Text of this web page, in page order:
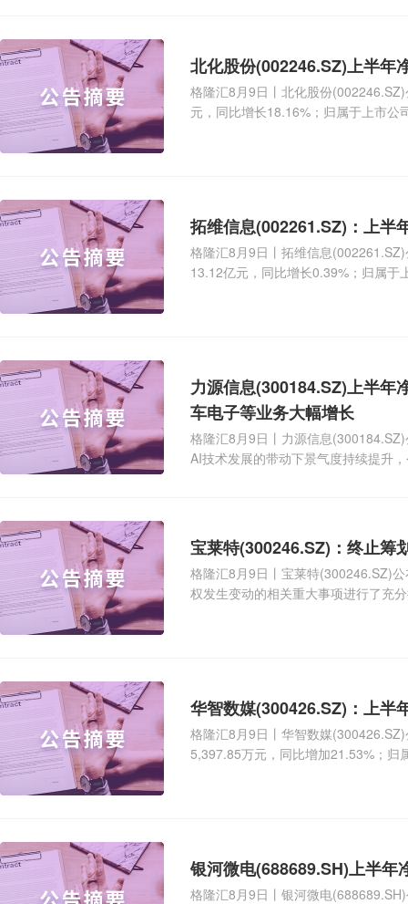
格隆汇8月9日丨北化股份
元，同比增长18.16%；归属于上市
格隆汇8月9日丨拓维信息
13.12亿元，同比增长0.39%；归属
力源信息(300184.SZ)上半年净利润同比
车电子等业务大幅增长
格隆汇8月9日丨力源信息
AI技术发展的带动下景气度持续提升
格隆汇8月9日丨宝莱特(300246.SZ)
权发生变动的相关重大事项进行了充
华智数媒(300426.SZ)：上半
格隆汇8月9日丨华智数媒
5,397.85万元，同比增加21.53%；归
银河微电(688689.SH)上半年
格隆汇8月9日丨银河微电